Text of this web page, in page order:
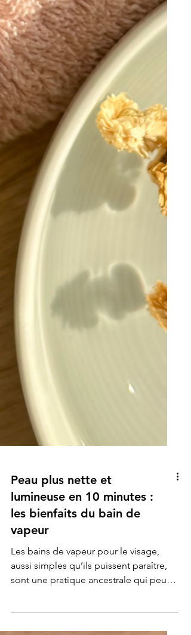
Peau plus nette et
lumineuse en 10 minutes :
les bienfaits du bain de
vapeur
Les bains de vapeur pour le visage,